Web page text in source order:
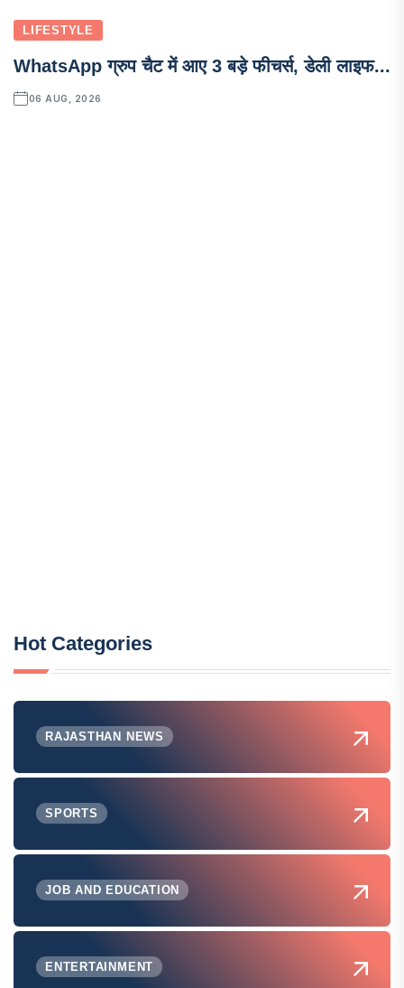
LIFESTYLE
WhatsApp ग्रुप चैट में आए 3 बड़े फीचर्स, डेली लाइफ...
06 AUG, 2026
Hot Categories
RAJASTHAN NEWS
SPORTS
JOB AND EDUCATION
ENTERTAINMENT